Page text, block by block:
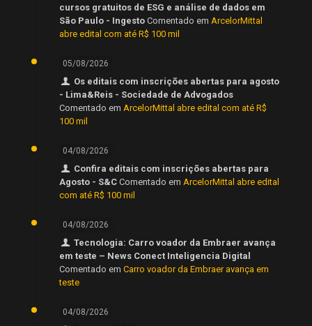
cursos gratuitos de ESG e análise de dados em
São Paulo - Ingesto Comentado em ArcelorMittal
abre edital com até R$ 100 mil
05/08/2026
Os editais com inscrições abertas para agosto
- Lima&Reis - Sociedade de Advogados
Comentado em ArcelorMittal abre edital com até R$
100 mil
04/08/2026
Confira editais com inscrições abertas para
Agosto - S&C Comentado em ArcelorMittal abre edital
com até R$ 100 mil
04/08/2026
Tecnologia: Carro voador da Embraer avança
em teste – News Conect Inteligencia Digital
Comentado em Carro voador da Embraer avança em
teste
04/08/2026